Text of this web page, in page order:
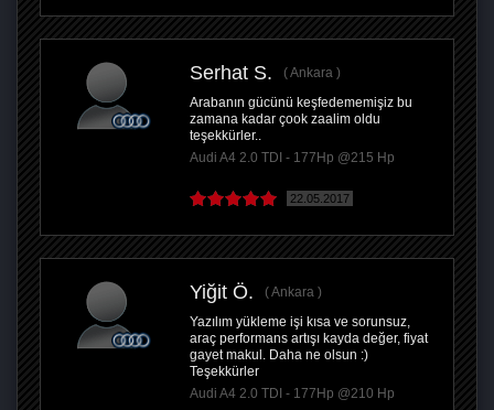
Serhat S.
Ankara
Arabanın gücünü keşfedememişiz bu
zamana kadar çook zaalim oldu
teşekkürler..
Audi A4 2.0 TDI - 177Hp @215 Hp
22.05.2017
Yiğit Ö.
Ankara
Yazılım yükleme işi kısa ve sorunsuz,
araç performans artışı kayda değer, fiyat
gayet makul. Daha ne olsun :)
Teşekkürler
Audi A4 2.0 TDI - 177Hp @210 Hp